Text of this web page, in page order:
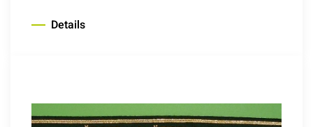
Details